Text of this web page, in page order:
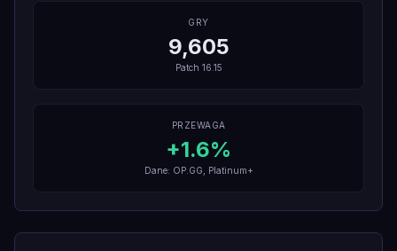
GRY
9,605
Patch 16.15
PRZEWAGA
+1.6%
Dane: OP.GG, Platinum+